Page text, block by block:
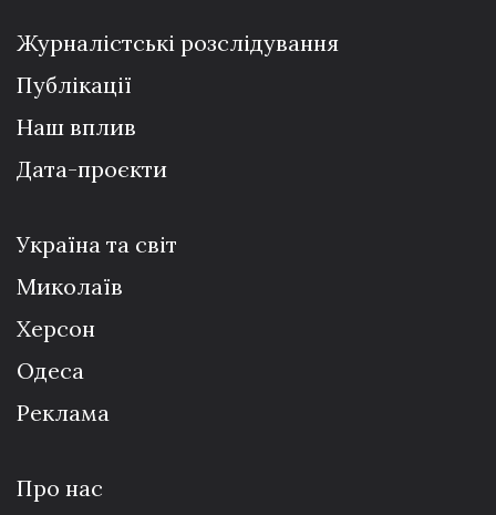
Журналістські розслідування
Публікації
Наш вплив
Дата-проєкти
Україна та світ
Миколаїв
Херсон
Одеса
Реклама
Про нас